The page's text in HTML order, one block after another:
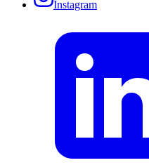
Instagram